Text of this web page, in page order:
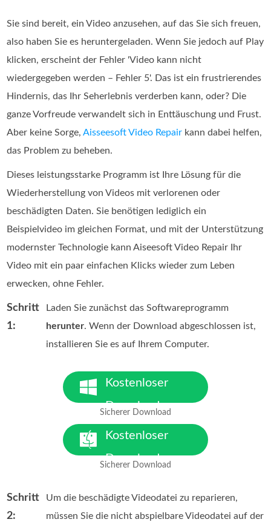
Sie sind bereit, ein Video anzusehen, auf das Sie sich freuen,
also haben Sie es heruntergeladen. Wenn Sie jedoch auf Play
klicken, erscheint der Fehler 'Video kann nicht
wiedergegeben werden – Fehler 5'. Das ist ein frustrierendes
Hindernis, das Ihr Seherlebnis verderben kann, oder? Die
ganze Vorfreude verwandelt sich in Enttäuschung und Frust.
Aber keine Sorge,Aisseesoft Video Repair kann dabei helfen,
das Problem zu beheben.
Dieses leistungsstarke Programm ist Ihre Lösung für die
Wiederherstellung von Videos mit verlorenen oder
beschädigten Daten. Sie benötigen lediglich ein
Beispielvideo im gleichen Format, und mit der Unterstützung
modernster Technologie kann Aiseesoft Video Repair Ihr
Video mit ein paar einfachen Klicks wieder zum Leben
erwecken, ohne Fehler.
Schritt
1:
Laden Sie zunächst das Softwareprogramm
herunter. Wenn der Download abgeschlossen ist,
installieren Sie es auf Ihrem Computer.
Kostenloser
Download
Sicherer Download
Kostenloser
Download
Sicherer Download
Schritt
2:
Um die beschädigte Videodatei zu reparieren,
müssen Sie die nicht abspielbare Videodatei auf der